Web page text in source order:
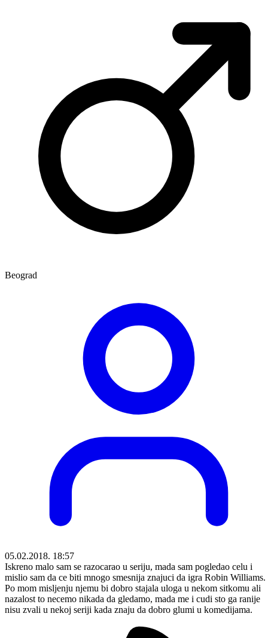
Beograd
05.02.2018. 18:57
Iskreno malo sam se razocarao u seriju, mada sam pogledao celu i
mislio sam da ce biti mnogo smesnija znajuci da igra Robin Williams.
Po mom misljenju njemu bi dobro stajala uloga u nekom sitkomu ali
nazalost to necemo nikada da gledamo, mada me i cudi sto ga ranije
nisu zvali u nekoj seriji kada znaju da dobro glumi u komedijama.